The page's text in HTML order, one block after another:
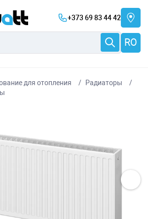
+373 69 83 44 42
RO
для отопления
Радиаторы